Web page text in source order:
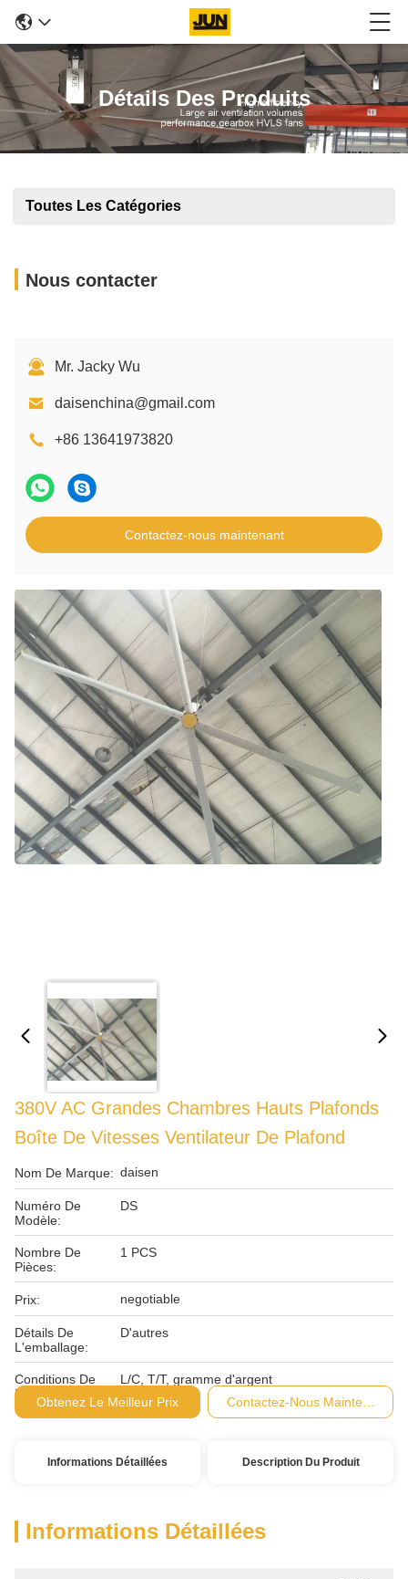
Détails Des Produits
Toutes Les Catégories
Nous contacter
Mr. Jacky Wu
daisenchina@gmail.com
+86 13641973820
Contactez-nous maintenant
380V AC Grandes Chambres Hauts Plafonds
Boîte De Vitesses Ventilateur De Plafond
Nom De Marque: daisen
Numéro De
Modèle:
DS
Nombre De
Pièces:
1 PCS
Prix: negotiable
Détails De
L'emballage:
D'autres
Conditions De
Paiement:
L/C, T/T, gramme d'argent
Obtenez Le Meilleur Prix
Contactez-Nous Maintenant
Informations Détaillées Description Du Produit
Informations Détaillées